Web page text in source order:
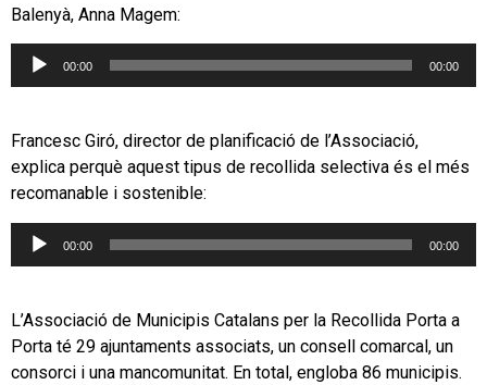
Balenyà, Anna Magem:
Reproductor
00:00 00:00
Francesc Giró, director de planificació de l’Associació,
explica perquè aquest tipus de recollida selectiva és el més
recomanable i sostenible:
Reproductor
00:00 00:00
L’Associació de Municipis Catalans per la Recollida Porta a
Porta té 29 ajuntaments associats, un consell comarcal, un
consorci i una mancomunitat. En total, engloba 86 municipis.